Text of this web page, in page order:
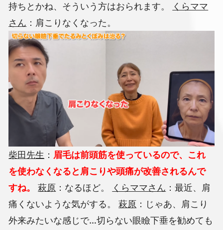
持ちとかね、そういう方はおられます。
くらママ
さん ：肩こりなくなった。
柴田先生 ： 眉毛は前頭筋を使っているので、これ
を使わなくなると肩こりや頭痛が改善されるんで
すね。
萩原 ：なるほど。 くらママさん ：最近、肩
痛くないような気がする。萩原 ：じゃあ、肩こり
外来みたいな感じで…切らない眼瞼下垂を勧めても